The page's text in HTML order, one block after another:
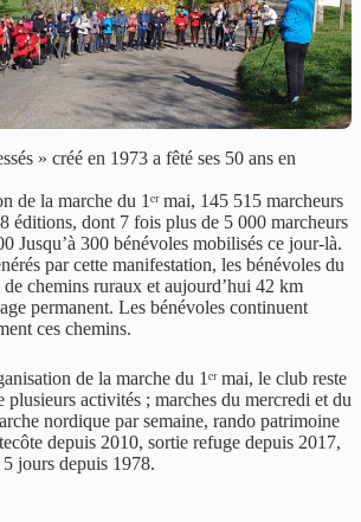
» créé en 1973 a fêté ses 50 ans en
de la marche du 1ᵉʳ mai, 145 515 marcheurs
éditions, dont 7 fois plus de 5 000 marcheurs
Jusqu’à 300 bénévoles mobilisés ce jour-là.
par cette manifestation, les bénévoles du
chemins ruraux et aujourd’hui 42 km
permanent. Les bénévoles continuent
ces chemins.
de la marche du 1ᵉʳ mai, le club reste
plusieurs activités ; marches du mercredi et du
nordique par semaine, rando patrimoine
depuis 2010, sortie refuge depuis 2017,
jours depuis 1978.